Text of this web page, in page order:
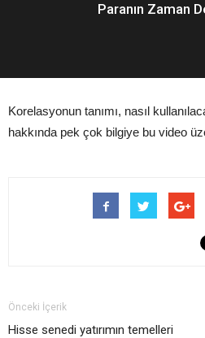
Paranın Zaman
Korelasyonun tanımı, nasıl
hakkında pek çok bilgiye bu video
Önceki İçerik
Hisse senedi yatırımın temelleri